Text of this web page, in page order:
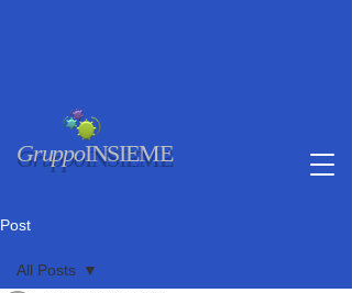
GruppoINSIEME
Post
All Posts